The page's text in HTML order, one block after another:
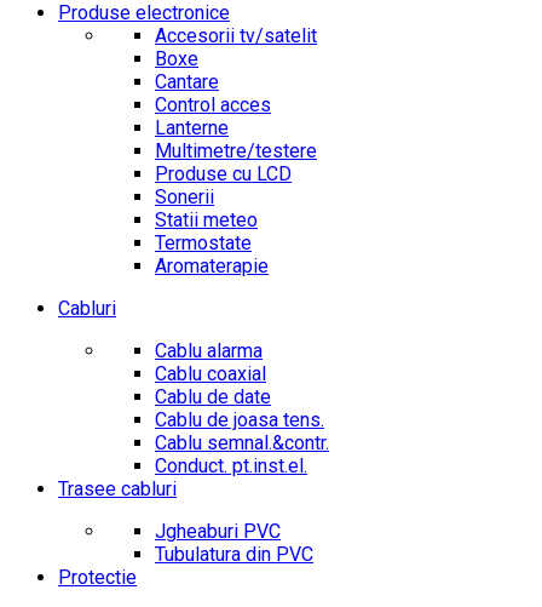
Produse electronice
Accesorii tv/satelit
Boxe
Cantare
Control acces
Lanterne
Multimetre/testere
Produse cu LCD
Sonerii
Statii meteo
Termostate
Aromaterapie
Cabluri
Cablu alarma
Cablu coaxial
Cablu de date
Cablu de joasa tens.
Cablu semnal.&contr.
Conduct. pt.inst.el.
Trasee cabluri
Jgheaburi PVC
Tubulatura din PVC
Protectie